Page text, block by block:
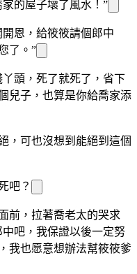
的屋子壞了風水！”
恩，給筱筱請個郎中
了。”
頭，死了就死了，省下
兒子，也算是你給喬家添
，可也沒想到能絕到這個
吧？
前，拉著喬老太的哭求
吧，我保證以後一定努
我也愿意想辦法幫筱筱爹